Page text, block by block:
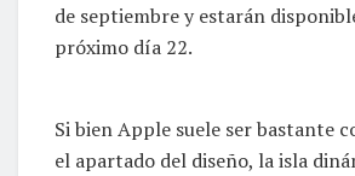
de septiembre y estarán
próximo día 22.
Si bien Apple suele ser bastante
el apartado del diseño, la isla